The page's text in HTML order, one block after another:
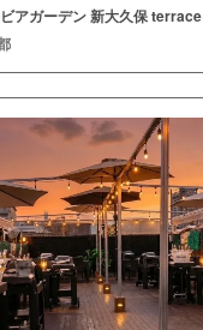
アガーデン 新大久保 terrace